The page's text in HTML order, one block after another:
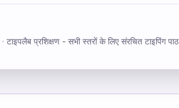
· टाइपलैब प्रशिक्षण - सभी स्तरों के लिए संरचित टाइपिंग पाठ